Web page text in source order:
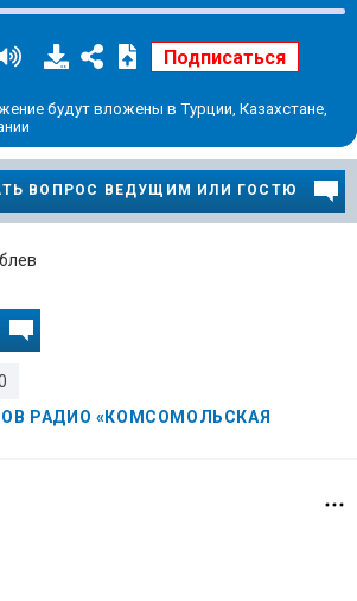
будут вложены в Турции, Казахстане,
ВОПРОС ВЕДУЩИМ ИЛИ ГОСТЮ
РАДИО «КОМСОМОЛЬСКАЯ